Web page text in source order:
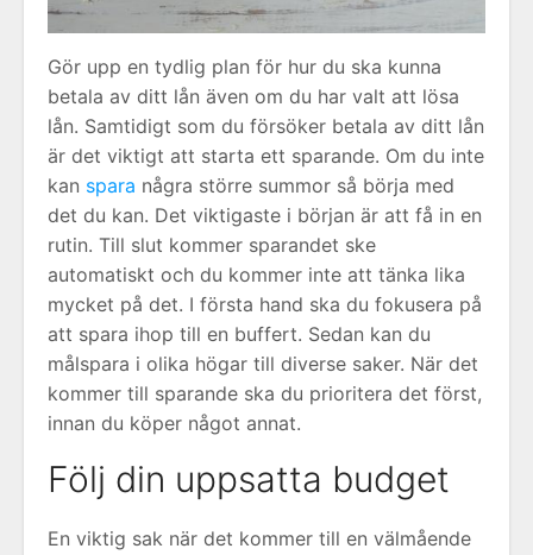
Gör upp en tydlig plan för hur du ska kunna
betala av ditt lån även om du har valt att lösa
lån. Samtidigt som du försöker betala av ditt lån
är det viktigt att starta ett sparande. Om du inte
kan spara några större summor så börja med
det du kan. Det viktigaste i början är att få in en
rutin. Till slut kommer sparandet ske
automatiskt och du kommer inte att tänka lika
mycket på det. I första hand ska du fokusera på
att spara ihop till en buffert. Sedan kan du
målspara i olika högar till diverse saker. När det
kommer till sparande ska du prioritera det först,
innan du köper något annat.
Följ din uppsatta budget
En viktig sak när det kommer till en välmående